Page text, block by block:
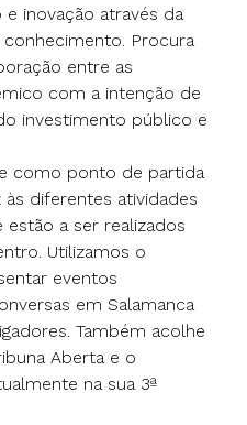
e inovação através da
Procura
entre as
com a intenção de
investimento público e
como ponto de partida
diferentes atividades
a ser realizados
Utilizamos o
eventos
em Salamanca
Também acolhe
Aberta e o
na sua 3ª